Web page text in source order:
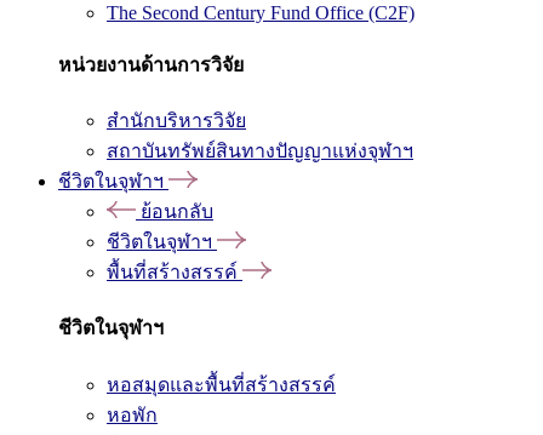
The Second Century Fund Office (C2F)
หน่วยงานด้านการวิจัย
สำนักบริหารวิจัย
สถาบันทรัพย์สินทางปัญญาแห่งจุฬาฯ
ชีวิตในจุฬาฯ
ย้อนกลับ
ชีวิตในจุฬาฯ
พื้นที่สร้างสรรค์
ชีวิตในจุฬาฯ
หอสมุดและพื้นที่สร้างสรรค์
หอพัก